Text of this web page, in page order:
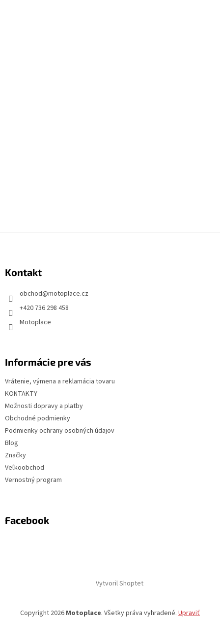
äKontakt
obchod@motoplace.cz
+420 736 298 458
Motoplace
Informácie pre vás
Vrátenie, výmena a reklamácia tovaru
KONTAKTY
Možnosti dopravy a platby
Obchodné podmienky
Podmienky ochrany osobných údajov
Blog
Značky
Veľkoobchod
Vernostný program
Facebook
Vytvoril Shoptet
Copyright 2026 Motoplace. Všetky práva vyhradené. Upraviť